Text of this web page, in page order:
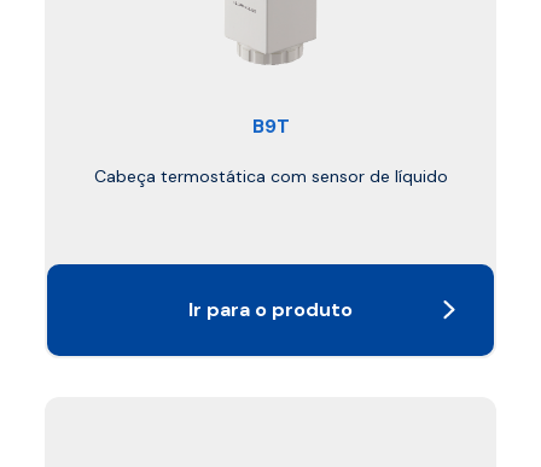
B9T
Cabeça termostática com sensor de líquido
Ir para o produto